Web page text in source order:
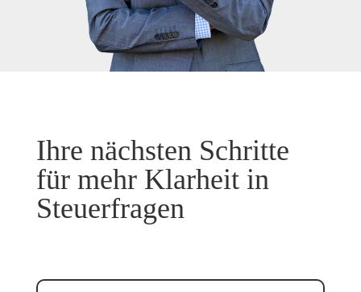
Ihre nächsten Schritte
für mehr Klarheit in
Steuerfragen